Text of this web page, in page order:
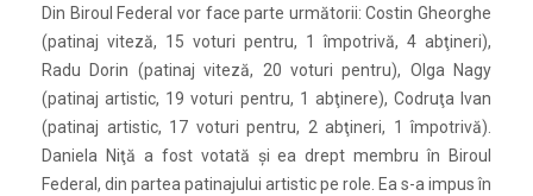
Din Biroul Federal vor face parte următorii: Costin Gheorghe
(patinaj viteză, 15 voturi pentru, 1 împotrivă, 4 abţineri),
Radu Dorin (patinaj viteză, 20 voturi pentru), Olga Nagy
(patinaj artistic, 19 voturi pentru, 1 abţinere), Codruţa Ivan
(patinaj artistic, 17 voturi pentru, 2 abţineri, 1 împotrivă).
Daniela Niţă a fost votată şi ea drept membru în Biroul
Federal, din partea patinajului artistic pe role. Ea s-a impus în